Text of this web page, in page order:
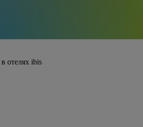
в отелях ibis